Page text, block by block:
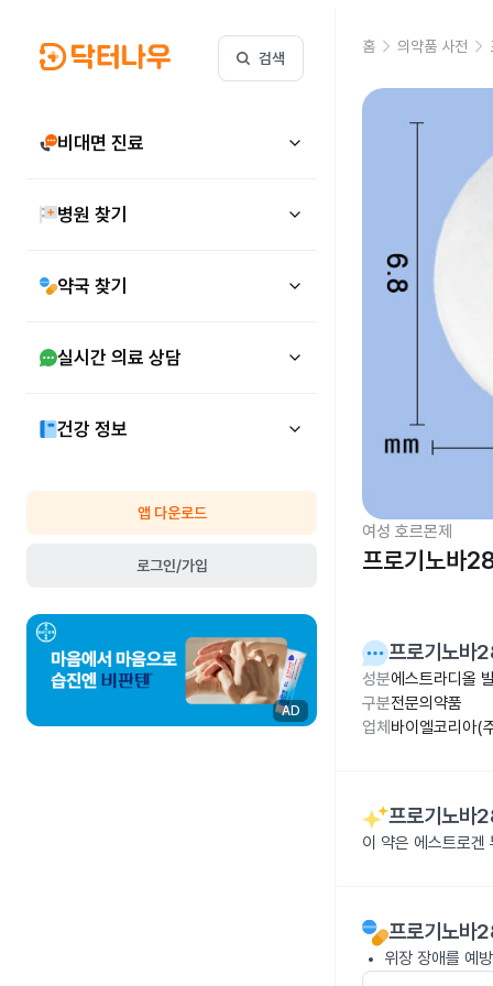
검색
비대면 진료
병원 찾기
약국 찾기
실시간 의료 상담
건강 정보
앱 다운로드
로그인/가입
AD
홈 의약품 사전
여성 호르몬제
프로기노바
프로기노바
성분에스트라디올
구분전문의약품
업체 바이엘코리아(
프로기노바
이 약은 에스트로겐
프로기노바
위장 장애를 예